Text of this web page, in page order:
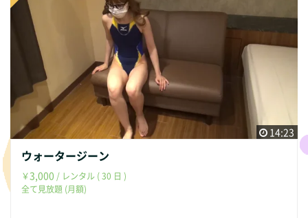
14:23
ウォータージーン
￥3,000 / レンタル ( 30 日 )
全て見放題 (月額)